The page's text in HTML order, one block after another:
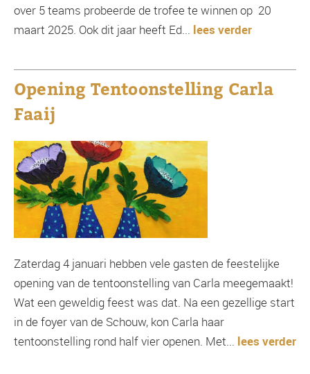
over 5 teams probeerde de trofee te winnen op 20
maart 2025. Ook dit jaar heeft Ed... lees verder
Opening Tentoonstelling Carla
Faaij
Zaterdag 4 januari hebben vele gasten de feestelijke
opening van de tentoonstelling van Carla meegemaakt!
Wat een geweldig feest was dat. Na een gezellige start
in de foyer van de Schouw, kon Carla haar
tentoonstelling rond half vier openen. Met... lees verder